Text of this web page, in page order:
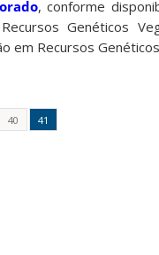
, conforme
Genéticos
em Recursos
40 41